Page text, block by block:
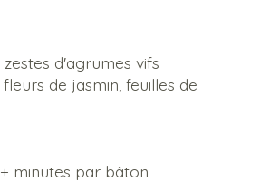
d'agrumes vifs
de jasmin, feuilles de
minutes par bâton